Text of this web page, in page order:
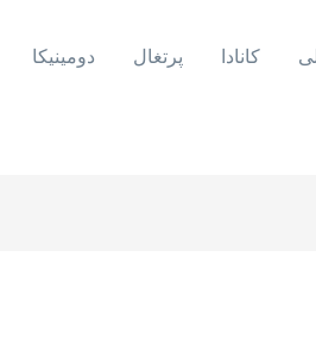
کانادا پرتغال دومینیکا